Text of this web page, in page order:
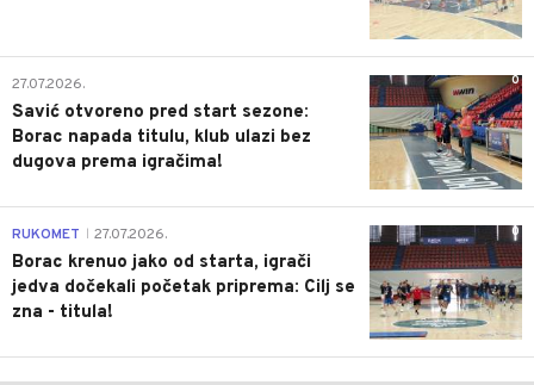
0
27.07.2026.
Savić otvoreno pred start sezone:
Borac napada titulu, klub ulazi bez
dugova prema igračima!
0
RUKOMET 27.07.2026.
Borac krenuo jako od starta, igrači
jedva dočekali početak priprema: Cilj se
zna - titula!